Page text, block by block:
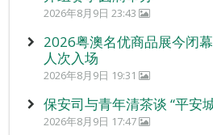
2026年8月9日 23:43
2026粤澳名优商品展今闭
人次入场
2026年8月9日 19:31
保安司与青年清茶谈 “平安
2026年8月9日 17:47